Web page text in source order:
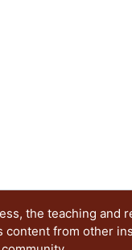
the teaching and
from other